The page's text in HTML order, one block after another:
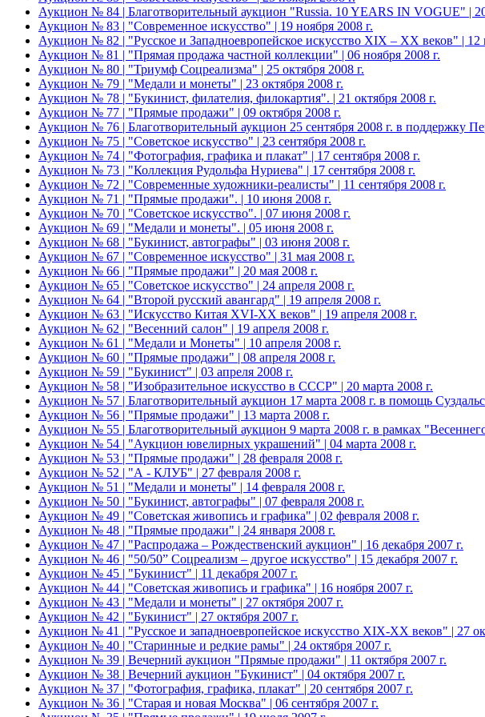
Аукцион № 84 | Благотворительный аукцион "Russia. 10 YEARS IN VOGUE" | 20
Аукцион № 83 | "Современное искусство" | 19 ноября 2008 г.
Аукцион № 82 | "Русское и Западноевропейское искусство XIX – ХХ веков" | 12
Аукцион № 81 | "Прямая продажа частной коллекции" | 06 ноября 2008 г.
Аукцион № 80 | "Триумф Соцреализма" | 25 октября 2008 г.
Аукцион № 79 | "Медали и монеты" | 23 октября 2008 г.
Аукцион № 78 | "Букинист, филателия, филокартия". | 21 октября 2008 г.
Аукцион № 77 | "Прямые продажи" | 09 октября 2008 г.
Аукцион № 76 | Благотворительный аукцион 25 сентября 2008 г. в поддержку
Аукцион № 75 | "Советское искусство" | 23 сентября 2008 г.
Аукцион № 74 | "Фотография, графика и плакат" | 17 сентября 2008 г.
Аукцион № 73 | "Коллекция Рудольфа Нуриева" | 17 сентября 2008 г.
Аукцион № 72 | "Современные художники-реалисты" | 11 сентября 2008 г.
Аукцион № 71 | "Прямые продажи". | 10 июня 2008 г.
Аукцион № 70 | "Советское искусство". | 07 июня 2008 г.
Аукцион № 69 | "Медали и монеты". | 05 июня 2008 г.
Аукцион № 68 | "Букинист, автографы" | 03 июня 2008 г.
Аукцион № 67 | "Современное искусство" | 31 мая 2008 г.
Аукцион № 66 | "Прямые продажи" | 20 мая 2008 г.
Аукцион № 65 | "Советское искусство" | 24 апреля 2008 г.
Аукцион № 64 | "Второй русский авангард" | 19 апреля 2008 г.
Аукцион № 63 | "Искусство Китая XVI-XX веков" | 19 апреля 2008 г.
Аукцион № 62 | "Весенний салон" | 19 апреля 2008 г.
Аукцион № 61 | "Медали и Монеты" | 10 апреля 2008 г.
Аукцион № 60 | "Прямые продажи" | 08 апреля 2008 г.
Аукцион № 59 | "Букинист" | 03 апреля 2008 г.
Аукцион № 58 | "Изобразительное искусство в СССР" | 20 марта 2008 г.
Аукцион № 57 | Благотворительный аукцион 17 марта 2008 г. в помощь
Аукцион № 56 | "Прямые продажи" | 13 марта 2008 г.
Аукцион № 55 | Благотворительный аукцион 9 марта 2008 г. в рамках
Аукцион № 54 | "Аукцион ювелирных украшений" | 04 марта 2008 г.
Аукцион № 53 | "Прямые продажи" | 28 февраля 2008 г.
Аукцион № 52 | "А - КЛУБ" | 27 февраля 2008 г.
Аукцион № 51 | "Медали и монеты" | 14 февраля 2008 г.
Аукцион № 50 | "Букинист, автографы" | 07 февраля 2008 г.
Аукцион № 49 | "Советская живопись и графика" | 02 февраля 2008 г.
Аукцион № 48 | "Прямые продажи" | 24 января 2008 г.
Аукцион № 47 | "Распродажа – Рождественский аукцион" | 16 декабря 2007 г.
Аукцион № 46 | "50/50” Соцреализм – другое искусство" | 15 декабря 2007 г.
Аукцион № 45 | "Букинист" | 11 декабря 2007 г.
Аукцион № 44 | "Советская живопись и графика" | 16 ноября 2007 г.
Аукцион № 43 | "Медали и монеты" | 27 октября 2007 г.
Аукцион № 42 | "Букинист" | 27 октября 2007 г.
Аукцион № 41 | "Русское и западноевропейское искусство XIX-XX веков" | 27
Аукцион № 40 | "Старинные и редкие рамы" | 24 октября 2007 г.
Аукцион № 39 | Вечерний аукцион "Прямые продажи" | 11 октября 2007 г.
Аукцион № 38 | Вечерний аукцион "Букинист" | 04 октября 2007 г.
Аукцион № 37 | "Фотография, графика, плакат" | 20 сентября 2007 г.
Аукцион № 36 | "Старая и новая Москва" | 06 сентября 2007 г.